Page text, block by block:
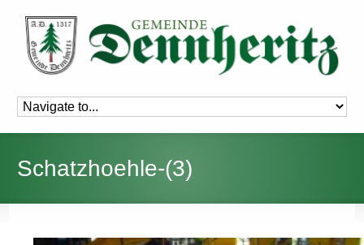
Schatzhoehle-(3)